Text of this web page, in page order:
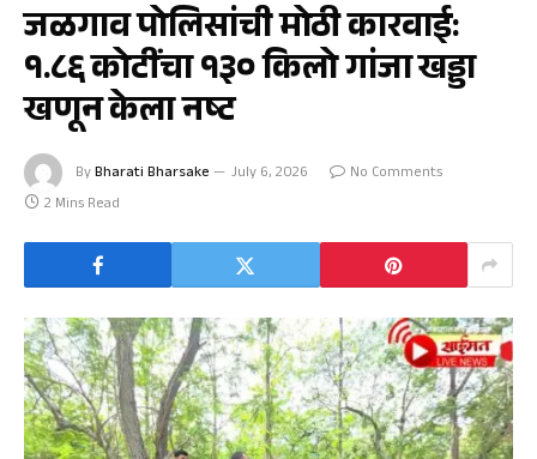
जळगाव पोलिसांची मोठी कारवाई:
१.८६ कोटींचा १३० किलो गांजा खड्डा
खणून केला नष्ट
ByBharati Bharsake July 6, 2026
No Comments
2 Mins Read